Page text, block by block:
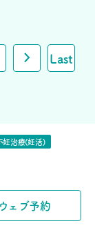
Last
妊治療(妊活)
ウェブ予約